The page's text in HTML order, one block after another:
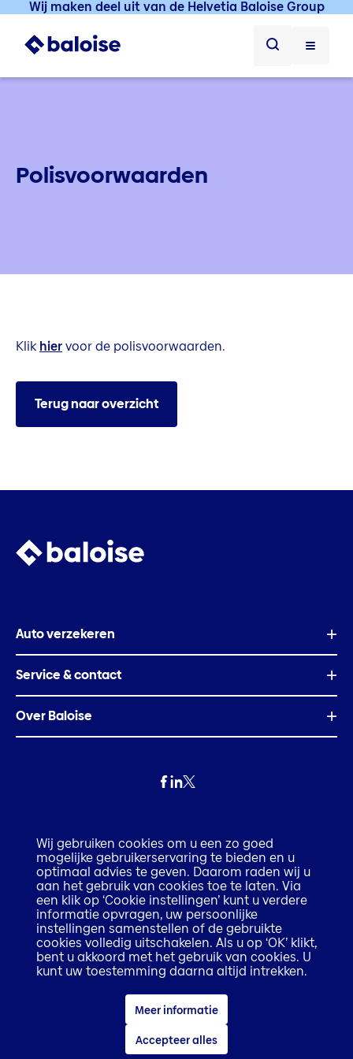
Wij gebruiken cookies om u een zo goed
mogelijke gebruikerservaring te bieden en u
optimaal advies te geven. Daarom raden wij u
aan het gebruik van cookies toe te laten. Via
een klik op ‘Cookie instellingen’ kunt u verdere
informatie opvragen, uw persoonlijke
instellingen samenstellen of de gebruikte
cookies volledig uitschakelen. Als u op ‘OK’ klikt,
bent u akkoord met het gebruik van cookies. U
kunt uw toestemming daarna altijd intrekken.
Meer informatie
Accepteer alles
Wij maken deel uit van de Helvetia Baloise Group
Polisvoorwaarden
Klik hiervoor de polisvoorwaarden.
Terug naar overzicht
Auto verzekeren
Service & contact
Over Baloise
Fraude
Disclaimer
Execution only disclaimer
Toegankelijkheidsverklaring